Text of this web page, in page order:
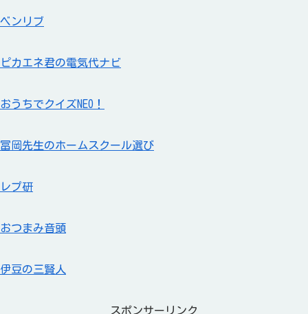
ベンリブ
ピカエネ君の電気代ナビ
おうちでクイズNEO！
冨岡先生のホームスクール選び
レプ研
おつまみ音頭
伊豆の三賢人
スポンサーリンク